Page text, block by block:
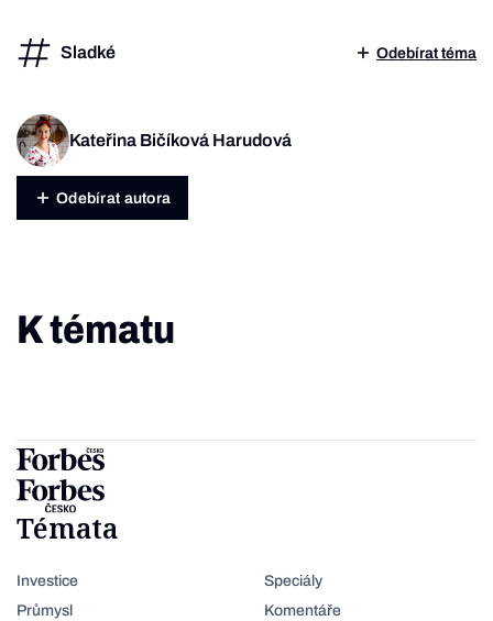
Sladké Odebírat téma
Kateřina Bičíková Harudová
Odebírat autora
K tématu
Témata
Investice
Průmysl
Speciály
Komentáře